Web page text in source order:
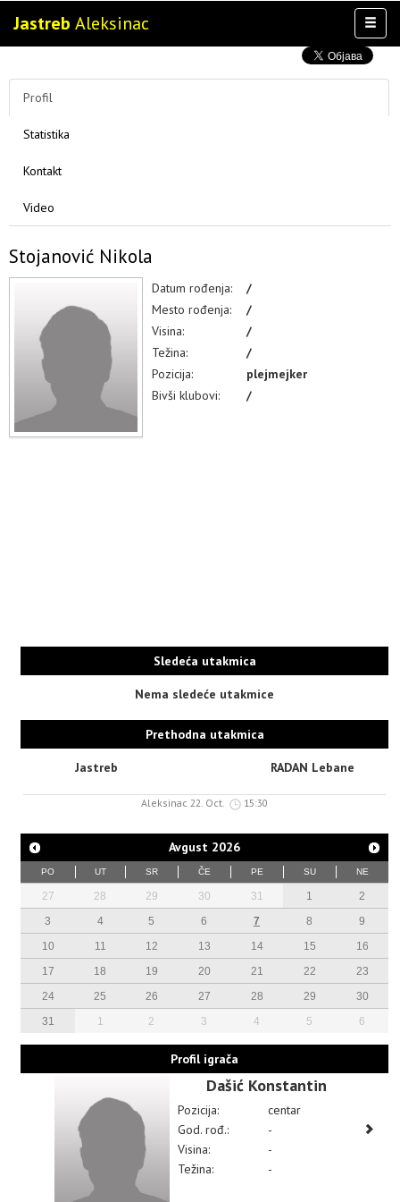
Jastreb Aleksinac
KLUB
MULTIMEDIJA
Profil
Statistika
Kontakt
Video
Stojanović Nikola
Datum rođenja:
/
Mesto rođenja:
/
Visina:
/
Težina:
/
Pozicija:
plejmejker
Bivši klubovi:
/
Sledeća utakmica
Nema sledeće utakmice
Prethodna utakmica
Jastreb RADAN Lebane
Aleksinac 22. Oct. 15:30
Avgust 2026
PO UT SR ČE PE SU NE
27 28 29 30 31 1
2
3
4 5 6 7 8
9
10
11 12 13 14 15
16
17
18 19 20 21 22
23
24
25 26 27 28 29
30
31
1 2 3 4 5 6
Profil igrača
Dašić Konstantin
Pozicija:
centar
God. rođ.:
-
Visina:
-
Težina:
-